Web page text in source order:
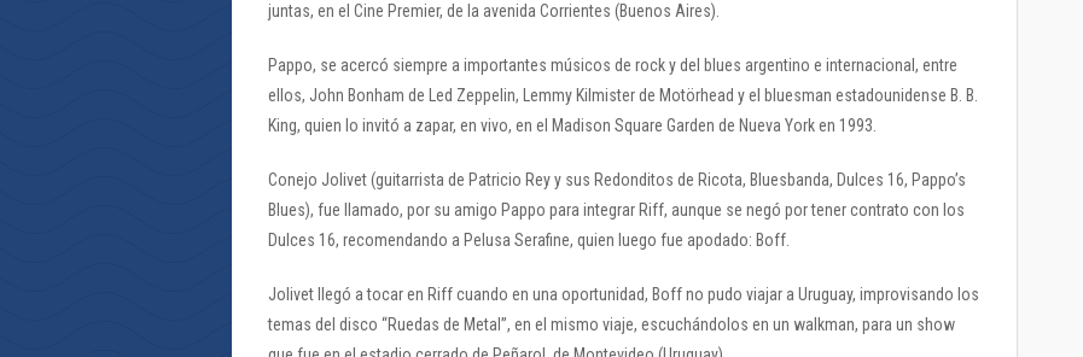
juntas, en el Cine Premier, de la avenida Corrientes (Buenos Aires).
Pappo, se acercó siempre a importantes músicos de rock y del blues argentino e internacional, entre
ellos, John Bonham de Led Zeppelin, Lemmy Kilmister de Motörhead y el bluesman estadounidense B. B.
King, quien lo invitó a zapar, en vivo, en el Madison Square Garden de Nueva York en 1993.
Conejo Jolivet (guitarrista de Patricio Rey y sus Redonditos de Ricota, Bluesbanda, Dulces 16, Pappo’s
Blues), fue llamado, por su amigo Pappo para integrar Riff, aunque se negó por tener contrato con los
Dulces 16, recomendando a Pelusa Serafine, quien luego fue apodado: Boff.
Jolivet llegó a tocar en Riff cuando en una oportunidad, Boff no pudo viajar a Uruguay, improvisando los
temas del disco “Ruedas de Metal”, en el mismo viaje, escuchándolos en un walkman, para un show